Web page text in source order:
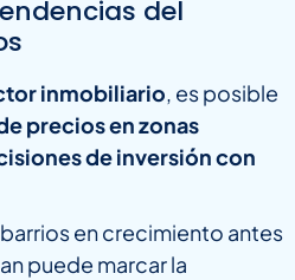
del
inmobiliario, es posible
precios en zonas
de inversión con
en crecimiento antes
puede marcar la